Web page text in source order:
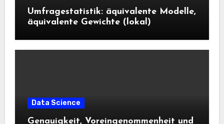
Umfragestatistik: äquivalente Modelle,
äquivalente Gewichte (lokal)
Data Science
Genauigkeit, Voreingenommenheit und